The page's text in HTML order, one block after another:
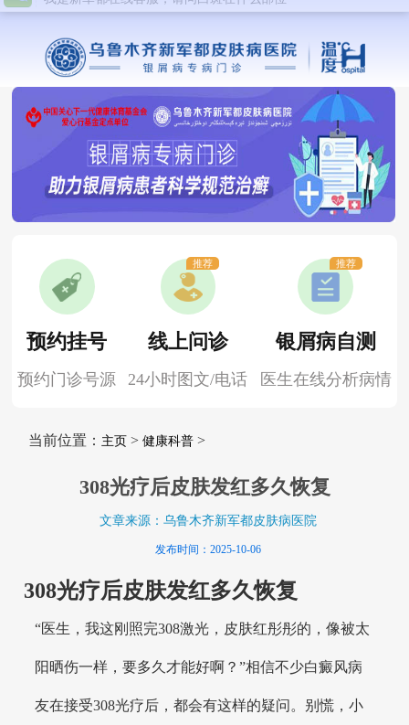
预约挂号
预约门诊号源
线上问诊
24小时图文/电话
推荐
银屑病自测
医生在线分析病情
推荐
当前位置： 主页> 健康科普>
308光疗后皮肤发红多久恢复
文章来源：乌鲁木齐新军都皮肤病医院
发布时间：2025-10-06
308光疗后皮肤发红多久恢复
“医生，我这刚照完308激光，皮肤红彤彤的，像被太
阳晒伤一样，要多久才能好啊？”相信不少白癜风病
友在接受308光疗后，都会有这样的疑问。别慌，小